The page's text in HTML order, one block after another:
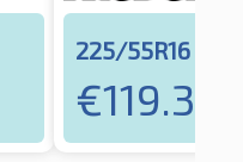
225/55R16 99Y
€119.36